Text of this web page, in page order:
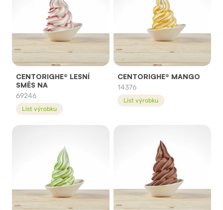
CENTORIGHE® LESNÍ
SMĚS NA
69246
List výrobku
CENTORIGHE® MANGO
14376
List výrobku